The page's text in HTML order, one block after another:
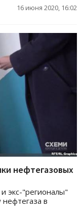
16 июня 2020, 16:02
нефтегазовых
экс-"регионалы"
в